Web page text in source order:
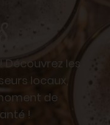
les
locaux,
de
!